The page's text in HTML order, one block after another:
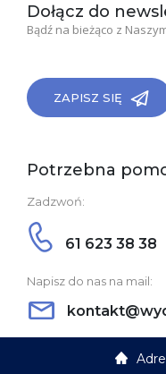
Dołącz do
Bądź na bieżąco z
ZAPISZ SIĘ
Potrzebna
Zadzwoń:
61 623 38 38
Napisz do nas na mail: